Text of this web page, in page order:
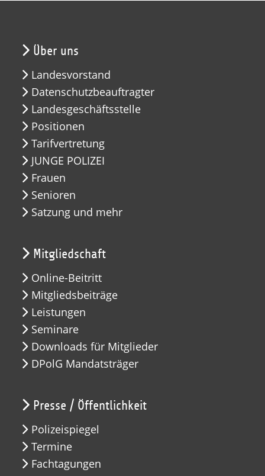
Über uns
Landesvorstand
Datenschutzbeauftragter
Landesgeschäftsstelle
Positionen
Tarifvertretung
JUNGE POLIZEI
Frauen
Senioren
Satzung und mehr
Mitgliedschaft
Online-Beitritt
Mitgliedsbeiträge
Leistungen
Seminare
Downloads für Mitglieder
DPolG Mandatsträger
Presse / Öffentlichkeit
Polizeispiegel
Termine
Fachtagungen